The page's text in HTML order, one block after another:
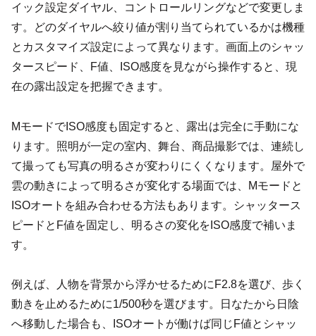
イック設定ダイヤル、コントロールリングなどで変更しま
す。どのダイヤルへ絞り値が割り当てられているかは機種
とカスタマイズ設定によって異なります。画面上のシャッ
タースピード、F値、ISO感度を見ながら操作すると、現
在の露出設定を把握できます。
MモードでISO感度も固定すると、露出は完全に手動にな
ります。照明が一定の室内、舞台、商品撮影では、連続し
て撮っても写真の明るさが変わりにくくなります。屋外で
雲の動きによって明るさが変化する場面では、Mモードと
ISOオートを組み合わせる方法もあります。シャッタース
ピードとF値を固定し、明るさの変化をISO感度で補いま
す。
例えば、人物を背景から浮かせるためにF2.8を選び、歩く
動きを止めるために1/500秒を選びます。日なたから日陰
へ移動した場合も、ISOオートが働けば同じF値とシャッ